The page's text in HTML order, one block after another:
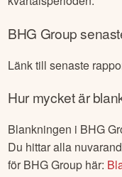
BHG Group
Länk till senaste
Hur mycket är
Blankningen i BHG
Du hittar alla
för BHG Group här: